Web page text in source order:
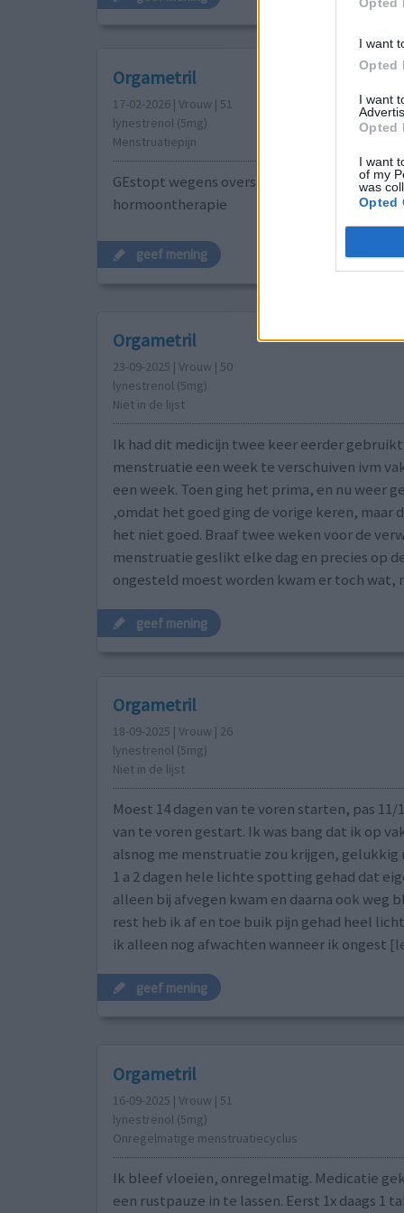
I want
Opted
I want
Opted
I want
of my
was
Opted
Orgametril
17-02-2026 | Vrouw | 51
lynestrenol (5mg)
Menstruatiepijn
GEstopt wegens overstap naar bio identieke
hormoontherapie
geef mening
Orgametril
23-09-2025 | Vrouw | 50
lynestrenol (5mg)
Niet in de lijst
Ik had dit medicijn twee keer eerder
menstruatie een week te verschuiven ivm
een week. Toen ging het prima, en nu weer
,omdat het goed ging de vorige keren, maar
het niet goed. Braaf twee weken voor de
menstruatie geslikt elke dag en precies op
ongesteld moest worden kwam er toch wat,
geef mening
Orgametril
18-09-2025 | Vrouw | 26
lynestrenol (5mg)
Niet in de lijst
Moest 14 dagen van te voren starten, pas 11/
van te voren gestart. Ik was bang dat ik op
alsnog me menstruatie zou krijgen, gelukkig
1 a 2 dagen hele lichte spotting gehad dat
alleen bij afvegen kwam en daarna ook weg
rest heb ik af en toe buik pijn gehad heel
ik alleen nog afwachten wanneer ik ongest
geef mening
Orgametril
16-09-2025 | Vrouw | 51
lynestrenol (5mg)
Onregelmatige menstruatiecyclus
Ik bleef vloeien, onregelmatig. Medicatie
een rustpauze in te lassen. Eerst 1x daags 1